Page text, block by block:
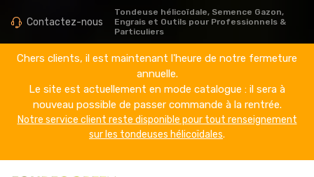
Contactez-nous
Tondeuse hélicoïdale, Semence Gazon,
Engrais et Outils pour Professionnels &
Particuliers
Chers clients, il est maintenant l'heure de notre fermeture
annuelle.
Le site est actuellement en mode catalogue : il sera à
nouveau possible de passer commande à la rentrée.
Notre service client reste disponible pour tout renseignement
sur les tondeuses hélicoïdales.